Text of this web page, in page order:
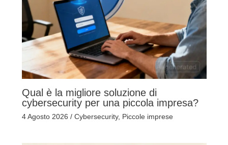
Qual è la migliore soluzione di
cybersecurity per una piccola impresa?
4 Agosto 2026 / Cybersecurity, Piccole imprese